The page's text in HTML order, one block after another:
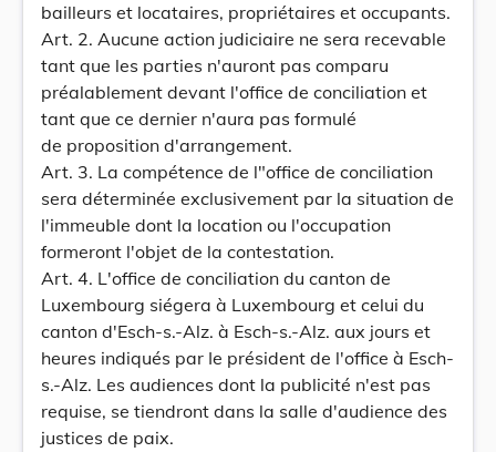
bailleurs et locataires, propriétaires et occupants.
Art. 2. Aucune action judiciaire ne sera recevable
tant que les parties n'auront pas comparu
préalablement devant l'office de conciliation et
tant que ce dernier n'aura pas formulé
de proposition d'arrangement.
Art. 3. La compétence de l"office de conciliation
sera déterminée exclusivement par la situation de
l'immeuble dont la location ou l'occupation
formeront l'objet de la contestation.
Art. 4. L'office de conciliation du canton de
Luxembourg siégera à Luxembourg et celui du
canton d'Esch-s.-Alz. à Esch-s.-Alz. aux jours et
heures indiqués par Ie président de l'office à Esch-
s.-Alz. Les audiences dont la publicité n'est pas
requise, se tiendront dans la salle d'audience des
justices de paix.